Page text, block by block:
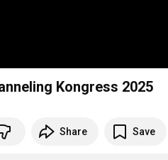
Kongress 2025
Share Save